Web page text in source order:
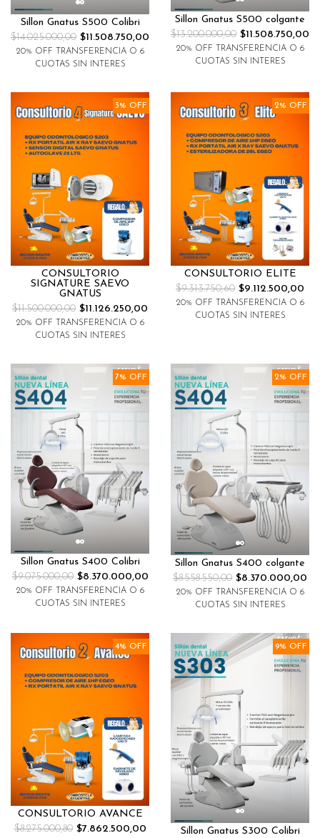
Sillon Gnatus S500 Colibri
$14.025.000,00 $11.508.750,00
20% OFF TRANSFERENCIA O 6
CUOTAS SIN INTERES
Sillon Gnatus S500 colgante
$13.200.000,00 $11.508.750,00
20% OFF TRANSFERENCIA O 6
CUOTAS SIN INTERES
3% OFF
CONSULTORIO
SIGNATURE SAEVO
GNATUS
$11.500.000,00 $11.126.250,00
20% OFF TRANSFERENCIA O 6
CUOTAS SIN INTERES
2% OFF
CONSULTORIO ELITE
$9.313.750,60 $9.112.500,00
20% OFF TRANSFERENCIA O 6
CUOTAS SIN INTERES
7% OFF
Sillon Gnatus S400 Colibri
$9.075.000,00$8.370.000,00
20% OFF TRANSFERENCIA O 6
CUOTAS SIN INTERES
2% OFF
Sillon Gnatus S400 colgante
$8.558.550,00 $8.370.000,00
20% OFF TRANSFERENCIA O 6
CUOTAS SIN INTERES
4% OFF
CONSULTORIO AVANCE
$8.275.000,80$7.862.500,00
9% OFF
Sillon Gnatus S300 Colibri